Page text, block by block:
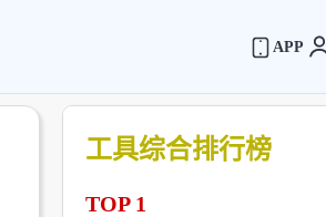
APP
工具综合排行榜
TOP 1